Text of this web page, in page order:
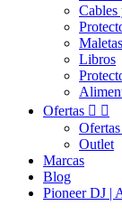
Cables
Maletas
Libros
Ofertas  
Outlet
Marcas
Blog
Pioneer DJ |